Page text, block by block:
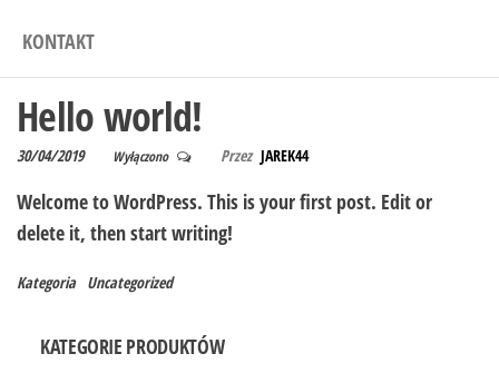
KONTAKT
Hello world!
30/04/2019 Wyłączono Przez JAREK44
Welcome to WordPress. This is your first post. Edit or
delete it, then start writing!
Kategoria Uncategorized
KATEGORIE PRODUKTÓW